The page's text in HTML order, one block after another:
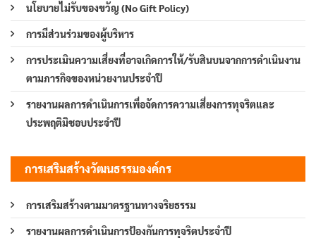
นโยบายไม่รับของขวัญ (No Gift Policy)
การมีส่วนร่วมของผู้บริหาร
การประเมินความเสี่ยงที่อาจเกิดการให้/รับสินบนจากการดำเนินงาน
ตามภารกิจของหน่วยงานประจำปี
รายงานผลการดำเนินการเพื่อจัดการความเสี่ยงการทุจริตและ
ประพฤติมิชอบประจำปี
การเสริมสร้างวัฒนธรรมองค์กร
การเสริมสร้างตามมาตรฐานทางจริยธรรม
รายงานผลการดำเนินการป้องกันการทุจริตประจำปี